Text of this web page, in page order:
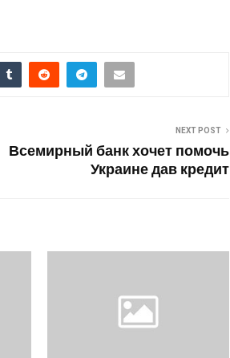
NEXT POST
Всемирный банк хочет помочь
Украине дав кредит